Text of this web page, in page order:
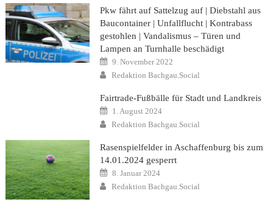
Pkw fährt auf Sattelzug auf | Diebstahl aus
Baucontainer | Unfallflucht | Kontrabass
gestohlen | Vandalismus – Türen und
Lampen an Turnhalle beschädigt
Posted
on
9. November 2022
Author
Redaktion Bachgau.Social
Fairtrade-Fußbälle für Stadt und Landkreis
Posted
on
1. August 2024
Author
Redaktion Bachgau.Social
Rasenspielfelder in Aschaffenburg bis zum
14.01.2024 gesperrt
Posted
on
8. Januar 2024
Author
Redaktion Bachgau.Social